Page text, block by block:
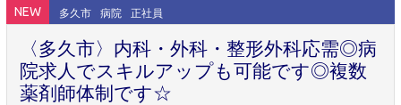
NEW 多久市 病院 正社員
〈多久市〉内科・外科・整形外科応需◎病
院求人でスキルアップも可能です◎複数
薬剤師体制です☆